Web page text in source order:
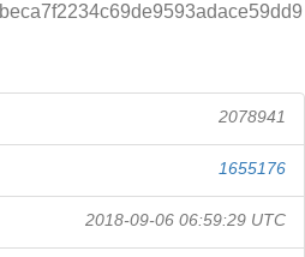
2078941
1655176
2018-09-06 06:59:29 UTC